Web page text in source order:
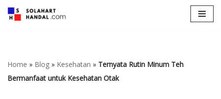
Home » Blog » Kesehatan » Ternyata Rutin Minum Teh
Bermanfaat untuk Kesehatan Otak